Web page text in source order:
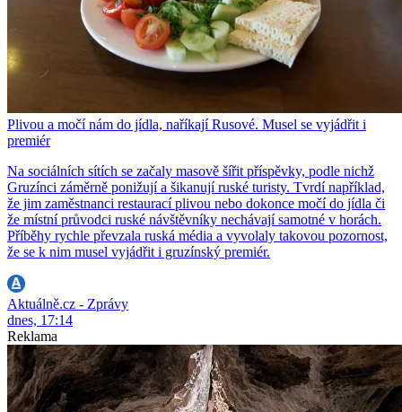
Plivou a močí nám do jídla, naříkají Rusové. Musel se vyjádřit i
premiér
Na sociálních sítích se začaly masově šířit příspěvky, podle nichž
Gruzínci záměrně ponižují a šikanují ruské turisty. Tvrdí například,
že jim zaměstnanci restaurací plivou nebo dokonce močí do jídla či
že místní průvodci ruské návštěvníky nechávají samotné v horách.
Příběhy rychle převzala ruská média a vyvolaly takovou pozornost,
že se k nim musel vyjádřit i gruzínský premiér.
Aktuálně.cz - Zprávy
dnes, 17:14
Reklama